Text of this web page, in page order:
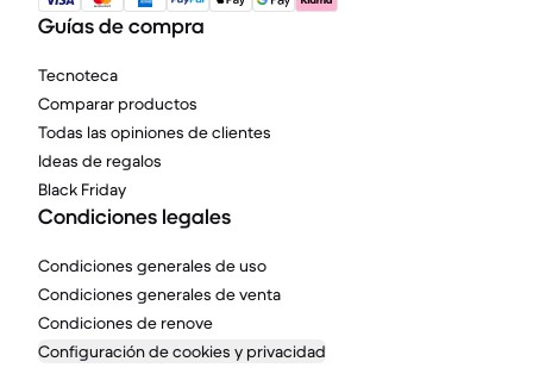
Guías de compra
Tecnoteca
Comparar productos
Todas las opiniones de clientes
Ideas de regalos
Black Friday
Condiciones legales
Condiciones generales de uso
Condiciones generales de venta
Condiciones de renove
Configuración de cookies y privacidad